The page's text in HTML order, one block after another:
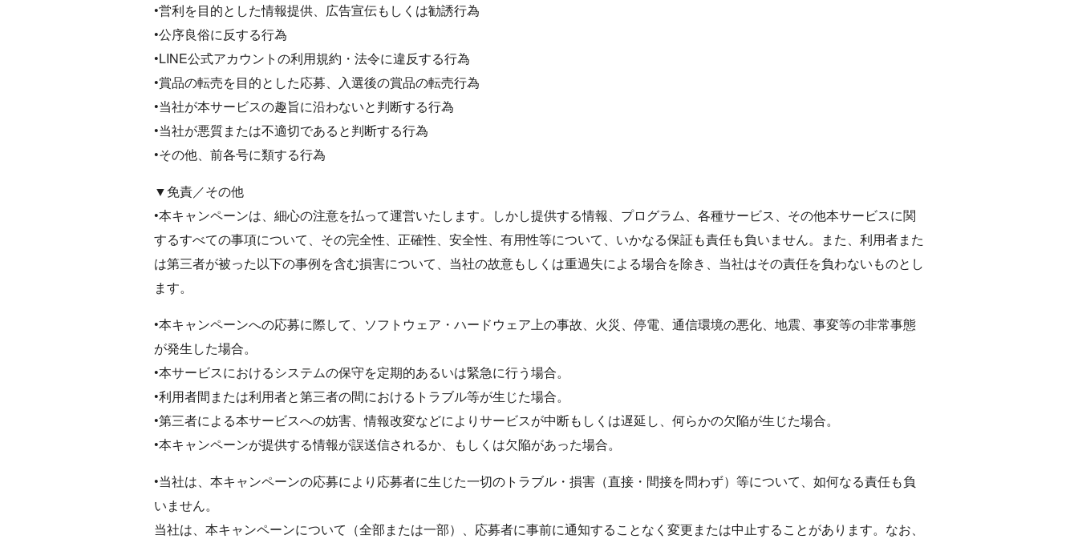
•営利を目的とした情報提供、広告宣伝もしくは勧誘行為
•公序良俗に反する行為
•LINE公式アカウントの利用規約・法令に違反する行為
•賞品の転売を目的とした応募、入選後の賞品の転売行為
•当社が本サービスの趣旨に沿わないと判断する行為
•当社が悪質または不適切であると判断する行為
•その他、前各号に類する行為
▼免責／その他
•本キャンペーンは、細心の注意を払って運営いたします。しかし提供する情報、プログラム、各種サービス、その他本サービスに関
するすべての事項について、その完全性、正確性、安全性、有用性等について、いかなる保証も責任も負いません。また、利用者また
は第三者が被った以下の事例を含む損害について、当社の故意もしくは重過失による場合を除き、当社はその責任を負わないものとし
ます。
•本キャンペーンへの応募に際して、ソフトウェア・ハードウェア上の事故、火災、停電、通信環境の悪化、地震、事変等の非常事態
が発生した場合。
•本サービスにおけるシステムの保守を定期的あるいは緊急に行う場合。
•利用者間または利用者と第三者の間におけるトラブル等が生じた場合。
•第三者による本サービスへの妨害、情報改変などによりサービスが中断もしくは遅延し、何らかの欠陥が生じた場合。
•本キャンペーンが提供する情報が誤送信されるか、もしくは欠陥があった場合。
•当社は、本キャンペーンの応募により応募者に生じた一切のトラブル・損害（直接・間接を問わず）等について、如何なる責任も負
いません。
当社は、本キャンペーンについて（全部または一部）、応募者に事前に通知することなく変更または中止することがあります。なお、